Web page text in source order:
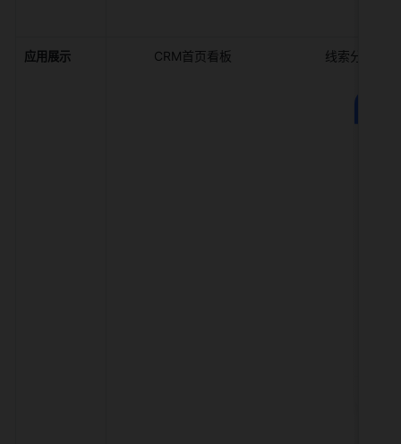
应用展示 CRM首页看板                          线索分配